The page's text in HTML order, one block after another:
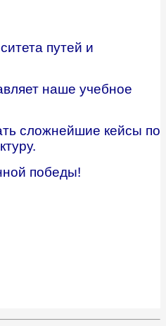
путей и
наше учебное
сложнейшие кейсы по
победы!